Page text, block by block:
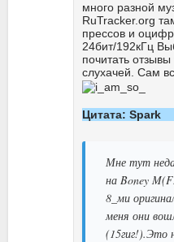
много разной
RuTracker.org
прессов и
24бит/192кГц
почитать
слухачей. Сам
Цитата: Spark
Мне тут
на Boney
8_ми
меня они
(15гиг!).Это